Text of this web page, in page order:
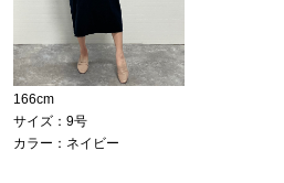
166cm
サイズ：9号
カラー：ネイビー